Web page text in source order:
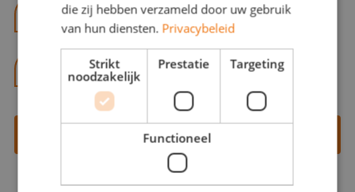
benno@viajou.nl
06 13 28 62 71
Contact opnemen
die zij hebben verzameld door uw gebruik
van hun diensten. Privacybeleid
Strikt
noodzakelijk
Prestatie Targeting
Functioneel